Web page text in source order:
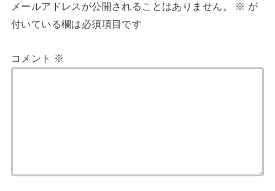
メールアドレスが公開されることはありません。 ※ が
付いている欄は必須項目です
コメント ※